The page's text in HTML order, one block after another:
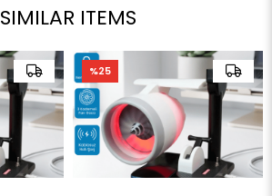
SIMILAR ITEMS
%25